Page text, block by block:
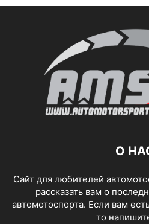
О
Сайт для любителей
рассказать вам о
автомотоспорта. Если вам
то